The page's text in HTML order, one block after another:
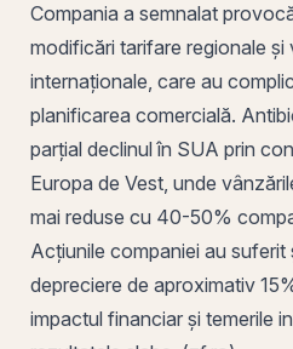
Compania a semnalat
modificări tarifare regionale și
internaționale, care au
planificarea comercială.
parțial declinul în SUA prin
Europa de Vest, unde
mai reduse cu 40-50%
Acțiunile companiei au suferit
depreciere de aproximativ
impactul financiar și temerile